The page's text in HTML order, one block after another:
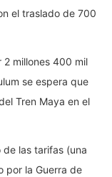
el traslado de 700
2 millones 400 mil
se espera que
Tren Maya en el
las tarifas (una
por la Guerra de